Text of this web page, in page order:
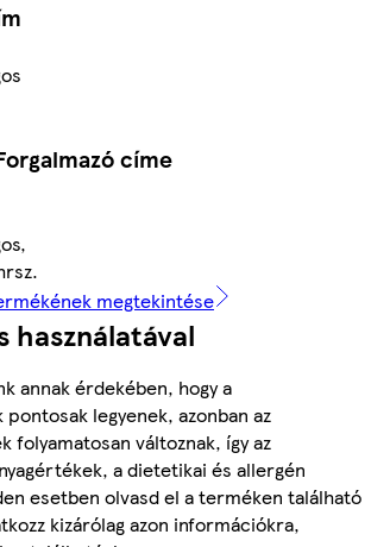
címe
megtekintése
használatával
annak érdekében, hogy a
legyenek, azonban az
folyamatosan változnak, így az
a dietetikai és allergén
esetben olvasd el a terméken található
kizárólag azon információkra,